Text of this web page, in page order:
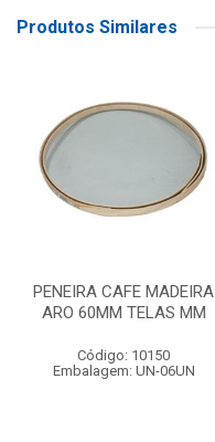
Produtos Similares
PENEIRA CAFE MADEIRA
ARO 60MM TELAS MM
Código: 10150
Embalagem: UN-06UN